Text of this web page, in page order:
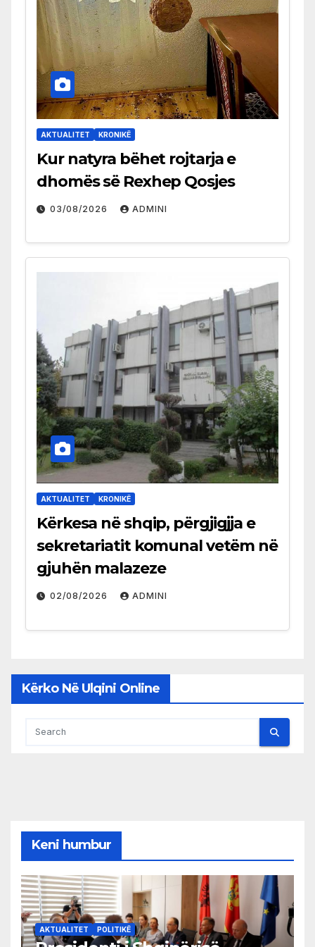
AKTUALITET KRONIKË
Kur natyra bëhet rojtarja e
dhomës së Rexhep Qosjes
03/08/2026 ADMINI
AKTUALITET KRONIKË
Kërkesa në shqip, përgjigjja e
sekretariatit komunal vetëm në
gjuhën malazeze
02/08/2026 ADMINI
Kërko Në Ulqini Online
Keni humbur
AKTUALITET POLITIKË